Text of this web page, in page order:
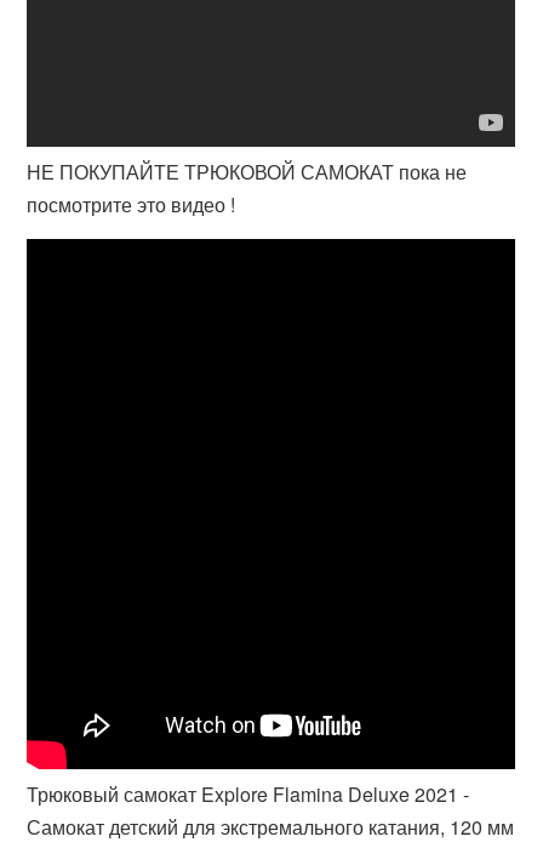
НЕ ПОКУПАЙТЕ ТРЮКОВОЙ САМОКАТ пока не
посмотрите это видео !
Трюковый самокат Explore Flamina Deluxe 2021 -
Самокат детский для экстремального катания, 120 мм